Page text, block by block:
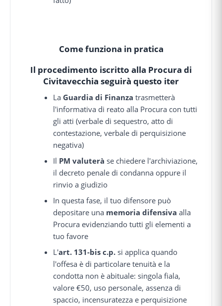
Come funziona in pratica
Il procedimento iscritto alla Procura di
Civitavecchia seguirà questo iter
La Guardia di Finanza trasmetterà
l'informativa di reato alla Procura con tutti
gli atti (verbale di sequestro, atto di
contestazione, verbale di perquisizione
negativa)
Il PM valuterà se chiedere l'archiviazione,
il decreto penale di condanna oppure il
rinvio a giudizio
In questa fase, il tuo difensore può
depositare una memoria difensiva alla
Procura evidenziando tutti gli elementi a
tuo favore
L'art. 131-bis c.p. si applica quando
l'offesa è di particolare tenuità e la
condotta non è abituale: singola fiala,
valore €50, uso personale, assenza di
spaccio, incensuratezza e perquisizione